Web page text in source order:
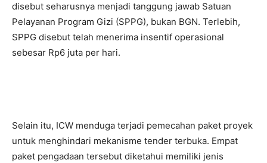
disebut seharusnya menjadi tanggung jawab Satuan
Pelayanan Program Gizi (SPPG), bukan BGN. Terlebih,
SPPG disebut telah menerima insentif operasional
sebesar Rp6 juta per hari.
Selain itu, ICW menduga terjadi pemecahan paket proyek
untuk menghindari mekanisme tender terbuka. Empat
paket pengadaan tersebut diketahui memiliki jenis